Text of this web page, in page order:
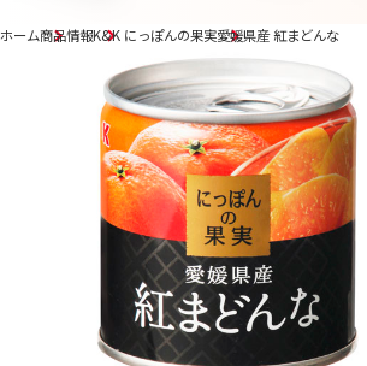
ホーム商品情報K&K にっぽんの果実愛媛県産 紅まどんな